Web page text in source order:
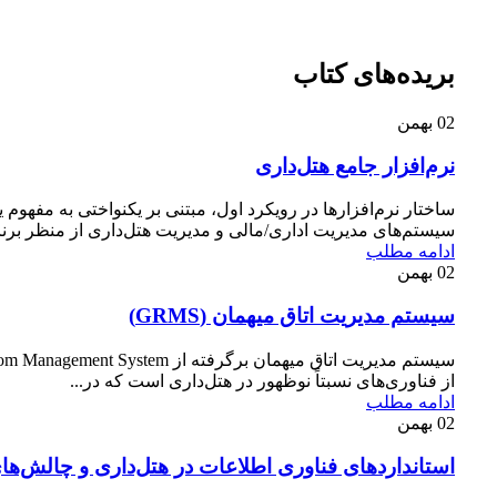
بریده‌های کتاب
02 بهمن
نرم‌افزار جامع هتل‌داری
ساختار نرم‌افزارها در رویکرد اول، مبتنی بر یکنواختی به
سیستم‌های مدیریت اداری/مالی و مدیریت هتل‌داری از منظر
ادامه مطلب
02 بهمن
سیستم مدیریت اتاق میهمان (GRMS)
از فناوری‌های نسبتاً نوظهور در هتل‌داری است که در...
ادامه مطلب
02 بهمن
استانداردهای فناوری اطلاعات در هتل‌داری و